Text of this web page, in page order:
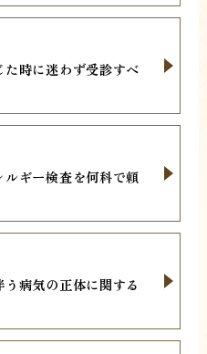
時に迷わず受診すべ
ギー検査を何科で頼
病気の正体に関する